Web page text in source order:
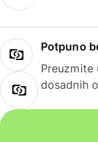
Potpuno
Preuzmite
dosadnih